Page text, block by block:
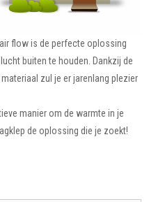
flow is de perfecte oplossing
buiten te houden. Dankzij de
zul je er jarenlang plezier
manier om de warmte in je
de oplossing die je zoekt!